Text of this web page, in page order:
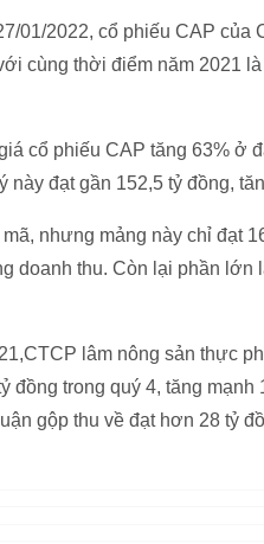
01/2022, cổ phiếu CAP của
cùng thời điểm năm 2021
cổ phiếu CAP tăng 63% ở
này đạt gần 152,5 tỷ đồng,
nhưng mảng này chỉ đạt
doanh thu. Còn lại phần lớn
lâm nông sản thực
đồng trong quý 4, tăng
gộp thu về đạt hơn 28 tỷ